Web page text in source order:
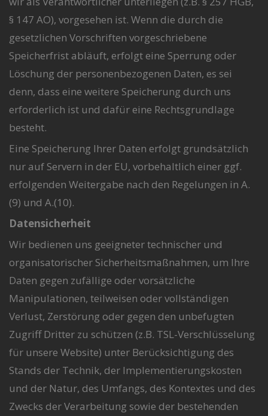
§ 147 AO), vorgesehen ist. Wenn die durch die
gesetzlichen Vorschriften vorgeschriebene
Speicherfrist abläuft, erfolgt eine Sperrung oder
Löschung der personenbezogenen Daten, es sei
denn, dass eine weitere Speicherung durch uns
erforderlich ist und dafür eine Rechtsgrundlage
besteht.
Eine Speicherung Ihrer Daten erfolgt grundsätzlich
nur auf Servern in der EU, vorbehaltlich einer ggf.
erfolgenden Weitergabe nach den Regelungen in A.
(9) und A.(10).
Datensicherheit
Wir bedienen uns geeigneter technischer und
organisatorischer Sicherheitsmaßnahmen, um Ihre
Daten gegen zufällige oder vorsätzliche
Manipulationen, teilweisen oder vollständigen
Verlust, Zerstörung oder gegen den unbefugten
Zugriff Dritter zu schützen (z.B. TSL-Verschlüsselung
für unsere Website) unter Berücksichtigung des
Stands der Technik, der Implementierungskosten
und der Natur, des Umfangs, des Kontextes und des
Zwecks der Verarbeitung sowie der bestehenden